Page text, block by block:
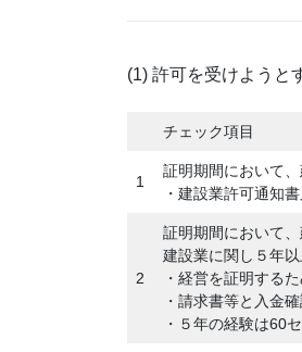
(1) 許可を受けようと
チェック項目
1
証明期間において
・建設業許可通知
2
証明期間において
建設業に関し５年
・経営を証明する
・請求書等と入金
・５年の経験は60